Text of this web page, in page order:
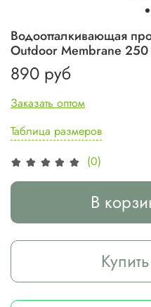
(0)
Водоотталкивающая
Outdoor Membrane
890 руб
Заказать оптом
Таблица размеров
В